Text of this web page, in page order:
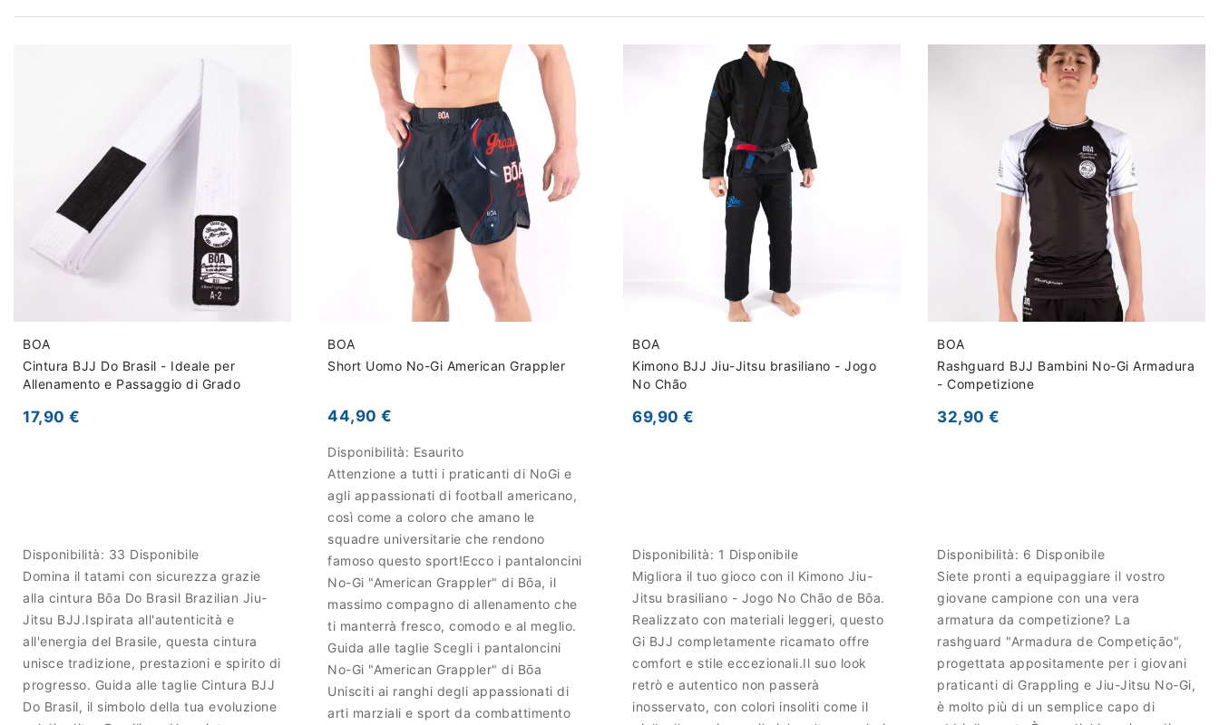
BOA
Cintura BJJ Do Brasil - Ideale per
Allenamento e Passaggio di Grado
17,90 €
Disponibilità: 33 Disponibile
Domina il tatami con sicurezza grazie
alla cintura Bōa Do Brasil Brazilian Jiu-
Jitsu BJJ.Ispirata all'autenticità e
all'energia del Brasile, questa cintura
unisce tradizione, prestazioni e spirito di
progresso. Guida alle taglie Cintura BJJ
Do Brasil, il simbolo della tua evoluzione
BOA
Short Uomo No-Gi American Grappler
44,90 €
Disponibilità: Esaurito
Attenzione a tutti i praticanti di NoGi e
agli appassionati di football americano,
così come a coloro che amano le
squadre universitarie che rendono
famoso questo sport!Ecco i pantaloncini
No-Gi "American Grappler" di Bōa, il
massimo compagno di allenamento che
ti manterrà fresco, comodo e al meglio.
Guida alle taglie Scegli i pantaloncini
No-Gi "American Grappler" di Bōa
Unisciti ai ranghi degli appassionati di
arti marziali e sport da combattimento
BOA
Kimono BJJ Jiu-Jitsu brasiliano - Jogo
No Chão
69,90 €
Disponibilità: 1 Disponibile
Migliora il tuo gioco con il Kimono Jiu-
Jitsu brasiliano - Jogo No Chão de Bōa.
Realizzato con materiali leggeri, questo
Gi BJJ completamente ricamato offre
comfort e stile eccezionali.Il suo look
retrò e autentico non passerà
inosservato, con colori insoliti come il
BOA
Rashguard BJJ Bambini No-Gi Armadura
- Competizione
32,90 €
Disponibilità: 6 Disponibile
Siete pronti a equipaggiare il vostro
giovane campione con una vera
armatura da competizione? La
rashguard "Armadura de Competição",
progettata appositamente per i giovani
praticanti di Grappling e Jiu-Jitsu No-Gi,
è molto più di un semplice capo di